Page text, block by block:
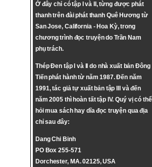
Ở đây chỉ có tập I và II, từng được phát
thanh trên đài phát thanh Quê Hương từ
San Jose, California - Hoa Kỳ, trong
chương trình đọc truyện do Trần Nam
phụ trách.
Thép Đen tập I và II do nhà xuất bản Đông
Tiến phát hành từ năm 1987. Đến năm
1991, tác giả tự xuất bản tập III và đến
năm 2005 thì hoàn tất tập IV. Quý vị có thể
hỏi mua sách hay dĩa đọc truyện qua địa
chỉ sau đây:
Dang Chi Binh
PO Box 255-571
Dorchester, MA. 02125, USA